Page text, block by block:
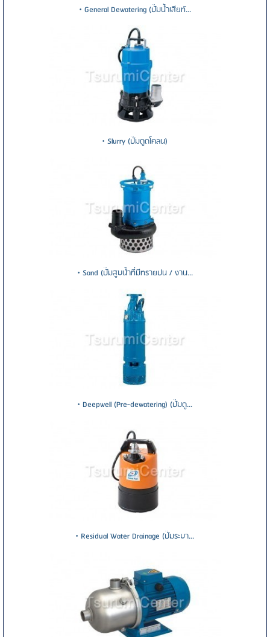
• General Dewatering (ปั๊มน้ำเสียทั...
• Slurry (ปั๊มดูดโคลน)
• Sand (ปั๊มสูบน้ำที่มีทรายปน / งาน...
• Deepwell (Pre-dewatering) (ปั๊มดู...
• Residual Water Drainage (ปั๊มระบา...